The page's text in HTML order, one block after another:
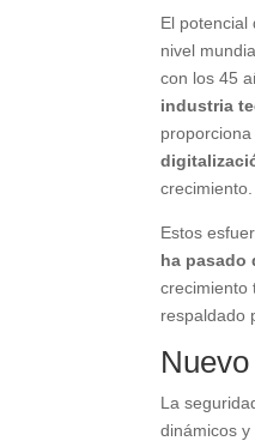
El potencial
nivel
con los 45
industria
crecimiento.
Estos
ha pasado
crecimiento
respaldado
La
dinámicos